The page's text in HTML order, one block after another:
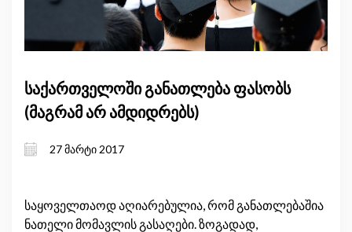
საქართველოში განათლება ფასობს
(მაგრამ არ ამდიდრებს)
27 მარტი 2017
საყოველთაოდ აღიარებულია, რომ განათლებაშია
ნათელი მომავლის გასაღები. ზოგადად,